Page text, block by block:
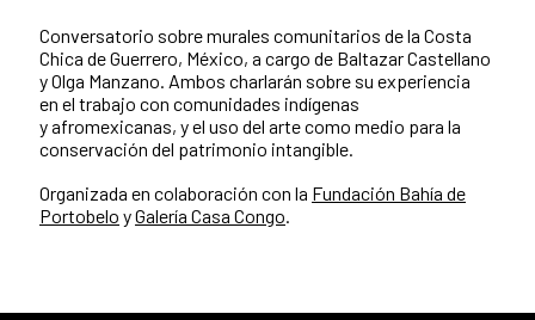
Conversatorio sobre murales comunitarios de la Costa
Chica de Guerrero, México, a cargo de Baltazar Castellano
y Olga Manzano. Ambos charlarán sobre su experiencia
en el trabajo con comunidades indígenas
y afromexicanas, y el uso del arte como medio para la
conservación del patrimonio intangible.
Organizada en colaboración con la Fundación Bahía de
Portobelo yGalería Casa Congo.